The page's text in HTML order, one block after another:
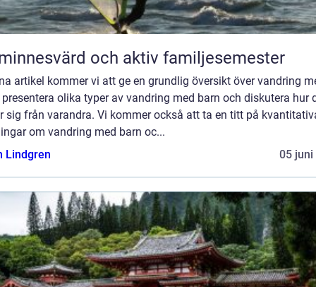
och aktiv familjesemester
artikel kommer vi att ge en grundlig översikt över vandring
presentera olika typer av vandring med barn och diskutera hur
sig från varandra. Vi kommer också att ta en titt på
om vandring med barn oc...
Lindgren
05 juni